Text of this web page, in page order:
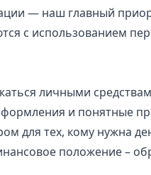
— наш главный
с использованием
личными
и понятные
для тех, кому нужна
положение –